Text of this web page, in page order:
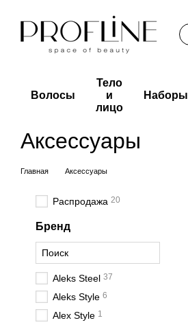
Волосы
Тело
и
лицо
Наборы
Аксессуары
Главная Аксессуары
Распродажа 20
Бренд
Aleks Steel 37
Aleks Style 6
Alex Style 1